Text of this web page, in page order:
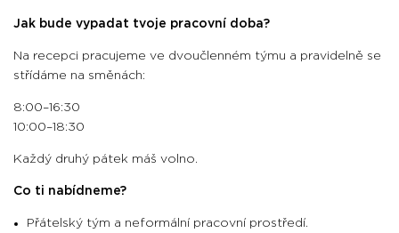
Jak bude vypadat tvoje pracovní doba?
Na recepci pracujeme ve dvoučlenném týmu a pravidelně se
střídáme na směnách:
8:00–16:30
10:00–18:30
Každý druhý pátek máš volno.
Co ti nabídneme?
Přátelský tým a neformální pracovní prostředí.